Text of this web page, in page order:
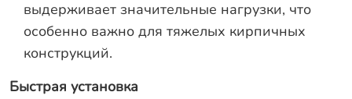
выдерживает значительные нагрузки, что
особенно важно для тяжелых кирпичных
конструкций.
Быстрая установка